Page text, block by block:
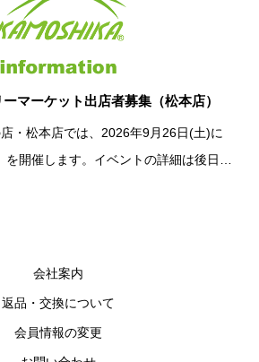
マーケット出店者募集（松本店）
・松本店では、2026年9月26日(土)に
を開催します。イベントの詳細は後日発
会社案内
返品・交換について
会員情報の変更